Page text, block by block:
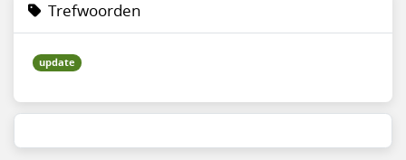
Trefwoorden
update